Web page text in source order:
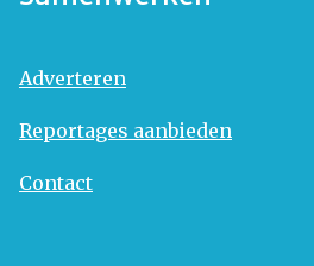
Adverteren
Reportages aanbieden
Contact